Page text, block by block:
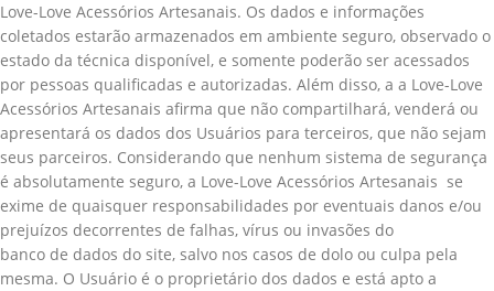
Love-Love Acessórios Artesanais. Os dados e informações
coletados estarão armazenados em ambiente seguro, observado o
estado da técnica disponível, e somente poderão ser acessados
por pessoas qualificadas e autorizadas. Além disso, a a Love-Love
Acessórios Artesanais afirma que não compartilhará, venderá ou
apresentará os dados dos Usuários para terceiros, que não sejam
seus parceiros. Considerando que nenhum sistema de segurança
é absolutamente seguro, a Love-Love Acessórios Artesanais se
exime de quaisquer responsabilidades por eventuais danos e/ou
prejuízos decorrentes de falhas, vírus ou invasões do
banco de dados do site, salvo nos casos de dolo ou culpa pela
mesma. O Usuário é o proprietário dos dados e está apto a